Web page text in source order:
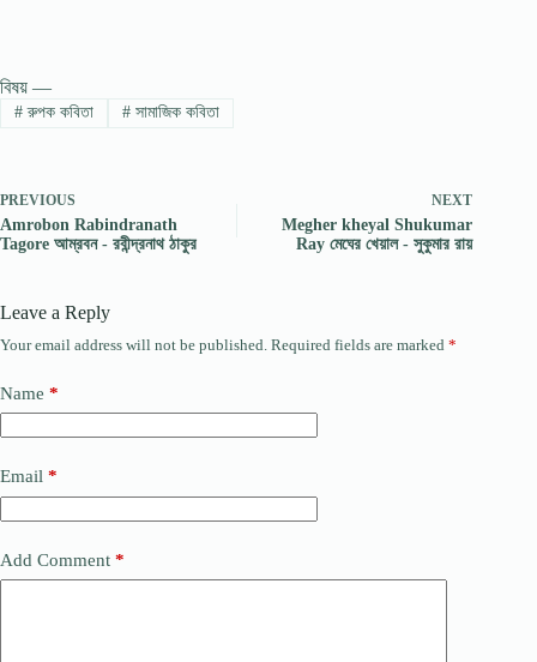
বিষয় —
#রুপক কবিতা #সামাজিক কবিতা
PREVIOUS
Amrobon Rabindranath
Tagore আম্রবন - রবীন্দ্রনাথ ঠাকুর
NEXT
Megher kheyal Shukumar
Ray মেঘের খেয়াল - সুকুমার রায়
Leave a Reply
Your email address will not be published. Required fields are marked *
Name *
Email *
Add Comment *